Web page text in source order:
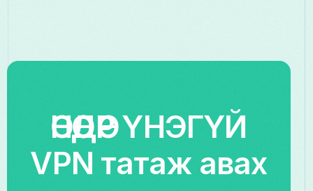
ӨНӨӨДӨР ҮНЭГҮЙ
VPN татаж авах